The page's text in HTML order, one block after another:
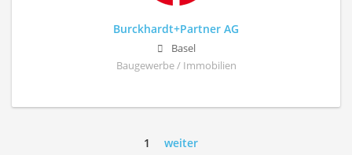
Burckhardt+Partner AG
Basel
Baugewerbe / Immobilien
1 weiter